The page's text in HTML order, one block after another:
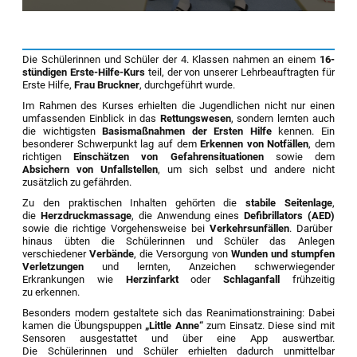
Die Schülerinnen und Schüler der 4. Klassen nahmen an einem 16-
stündigen Erste-Hilfe-Kurs teil, der von unserer Lehrbeauftragten für
Erste Hilfe,Frau Bruckner, durchgeführt wurde.
Im Rahmen des Kurses erhielten die Jugendlichen nicht nur einen
umfassenden Einblick in das Rettungswesen, sondern lernten auch
die wichtigstenBasismaßnahmen der Ersten Hilfekennen. Ein
besonderer Schwerpunkt lag auf demErkennen von Notfällen, dem
richtigenEinschätzen von Gefahrensituationensowie dem
Absichern von Unfallstellen, um sich selbst und andere nicht
zusätzlich zu gefährden.
Zu den praktischen Inhalten gehörten diestabile Seitenlage,
dieHerzdruckmassage, die Anwendung eines Defibrillators (AED)
sowie die richtige Vorgehensweise bei Verkehrsunfällen. Darüber
hinaus übten die Schülerinnen und Schüler das Anlegen
verschiedenerVerbände, die Versorgung von Wunden und stumpfen
Verletzungen und lernten, Anzeichen schwerwiegender
Erkrankungen wie HerzinfarktoderSchlaganfall
frühzeitig
zu erkennen.
Besonders modern gestaltete sich das Reanimationstraining: Dabei
kamen die Übungspuppen „Little Anne“zum Einsatz. Diese sind mit
Sensoren ausgestattet und über eine App auswertbar.
Die Schülerinnen und Schüler erhielten dadurch unmittelbar